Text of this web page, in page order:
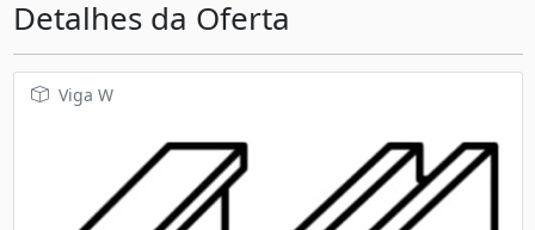
Detalhes da Oferta
Viga W